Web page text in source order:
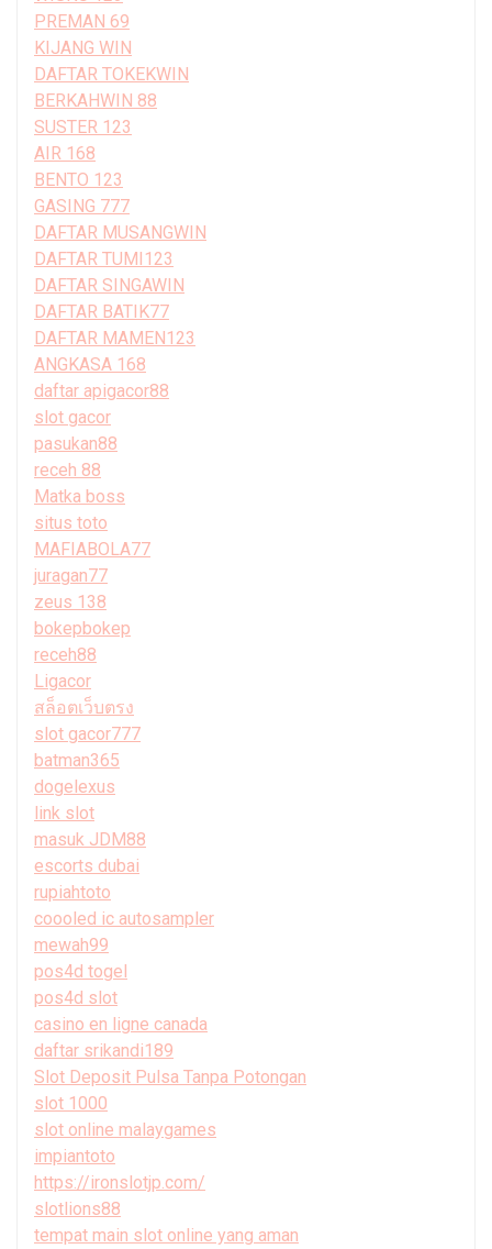
PREMAN 69
KIJANG WIN
DAFTAR TOKEKWIN
BERKAHWIN 88
SUSTER 123
AIR 168
BENTO 123
GASING 777
DAFTAR MUSANGWIN
DAFTAR TUMI123
DAFTAR SINGAWIN
DAFTAR BATIK77
DAFTAR MAMEN123
ANGKASA 168
daftar apigacor88
slot gacor
pasukan88
receh 88
Matka boss
situs toto
MAFIABOLA77
juragan77
zeus 138
bokepbokep
receh88
Ligacor
สล็อตเว็บตรง
slot gacor777
batman365
dogelexus
link slot
masuk JDM88
escorts dubai
rupiahtoto
coooled ic autosampler
mewah99
pos4d togel
pos4d slot
casino en ligne canada
daftar srikandi189
Slot Deposit Pulsa Tanpa Potongan
slot 1000
slot online malaygames
impiantoto
https://ironslotjp.com/
slotlions88
tempat main slot online yang aman